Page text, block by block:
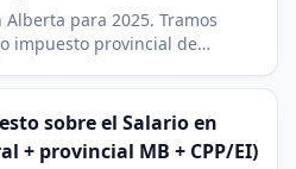
para 2025. Tramos
impuesto provincial de
sobre el Salario en
+ provincial MB + CPP/EI)